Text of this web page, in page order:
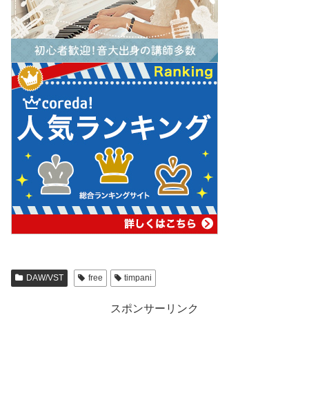
DAW/VST free timpani
スポンサーリンク